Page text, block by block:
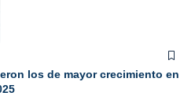
los de mayor crecimiento en